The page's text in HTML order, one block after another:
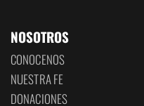
NOSOTROS
CONOCENOS
NUESTRA FE
DONACIONES